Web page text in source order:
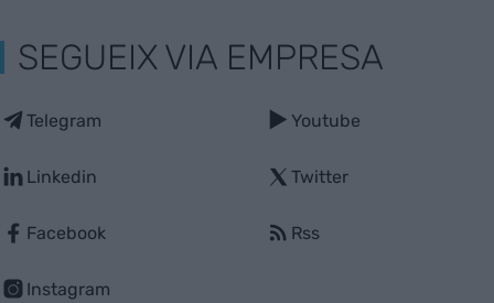
SEGUEIX VIA EMPRESA
Telegram
Linkedin
Facebook
Instagram
Youtube
Twitter
Rss